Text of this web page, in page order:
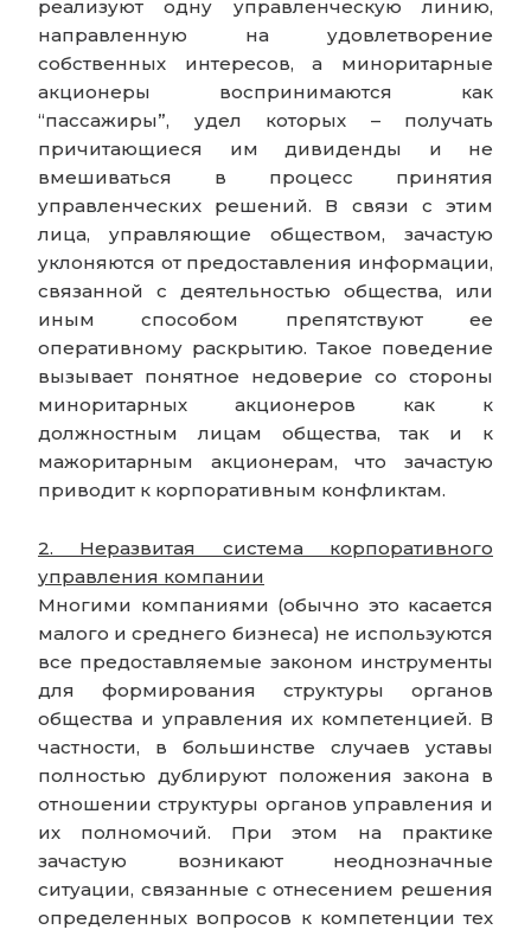
реализуют одну управленческую линию,
направленную на удовлетворение
собственных интересов, а миноритарные
акционеры воспринимаются как
“пассажиры”, удел которых – получать
причитающиеся им дивиденды и не
вмешиваться в процесс принятия
управленческих решений. В связи с этим
лица, управляющие обществом, зачастую
уклоняются от предоставления информации,
связанной с деятельностью общества, или
иным способом препятствуют ее
оперативному раскрытию. Такое поведение
вызывает понятное недоверие со стороны
миноритарных акционеров как к
должностным лицам общества, так и к
мажоритарным акционерам, что зачастую
приводит к корпоративным конфликтам.
2. Неразвитая система корпоративного
управления компании
Многими компаниями (обычно это касается
малого и среднего бизнеса) не используются
все предоставляемые законом инструменты
для формирования структуры органов
общества и управления их компетенцией. В
частности, в большинстве случаев уставы
полностью дублируют положения закона в
отношении структуры органов управления и
их полномочий. При этом на практике
зачастую возникают неоднозначные
ситуации, связанные c отнесением решения
определенных вопросов к компетенции тех